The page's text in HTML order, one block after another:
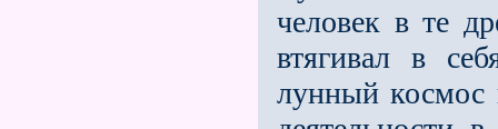
человек в те
втягивал в
лунный космос